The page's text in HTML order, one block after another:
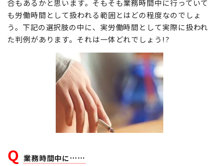
合もあるかと思います。そもそも業務時間中に行っていて
も労働時間として扱われる範囲とはどの程度なのでしょ
う。下記の選択肢の中に、実労働時間として実際に扱われ
た判例があります。それは一体どれでしょう!?
Q 業務時間中に……